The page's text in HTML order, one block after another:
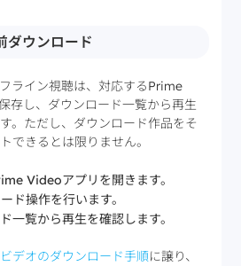
ダウンロード
ライン視聴は、対応するPrime
存し、ダウンロード一覧から再生
。ただし、ダウンロード作品をそ
できるとは限りません。
Videoアプリを開きます。
ド操作を行います。
一覧から再生を確認します。
デオのダウンロード手順に譲り、